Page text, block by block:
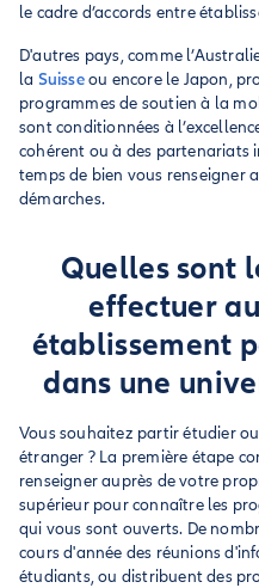
le cadre d’accords entre
D'autres pays, comme
la Suisseou encore le Japon,
programmes de soutien à la
sont conditionnées à
cohérent ou à des partenariats
temps de bien vous renseigner
démarches.
Quelles sont
effectuer
établissement
dans une
Vous souhaitez partir étudier
étranger ? La première étape
renseigner auprès de votre
supérieur pour connaître les
qui vous sont ouverts. De
cours d'année des réunions
étudiants, ou distribuent des